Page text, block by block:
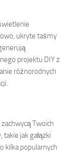
ukryte taśmy
projektu DIY z
różnorodnych
Twoich
jak gałązki
kilka popularnych